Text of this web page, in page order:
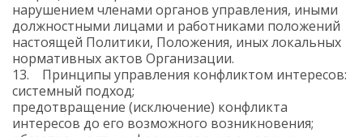
нарушением членами органов управления, иными
должностными лицами и работниками положений
настоящей Политики, Положения, иных локальных
нормативных актов Организации.
13. Принципы управления конфликтом интересов:
системный подход;
предотвращение (исключение) конфликта
интересов до его возможного возникновения;